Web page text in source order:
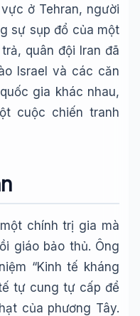
ở Tehran, người
sự sụp đổ của một
quân đội Iran đã
Israel và các căn
gia khác nhau,
cuộc chiến tranh
chính trị gia mà
giáo bảo thủ. Ông
“Kinh tế kháng
tự cung tự cấp để
của phương Tây.